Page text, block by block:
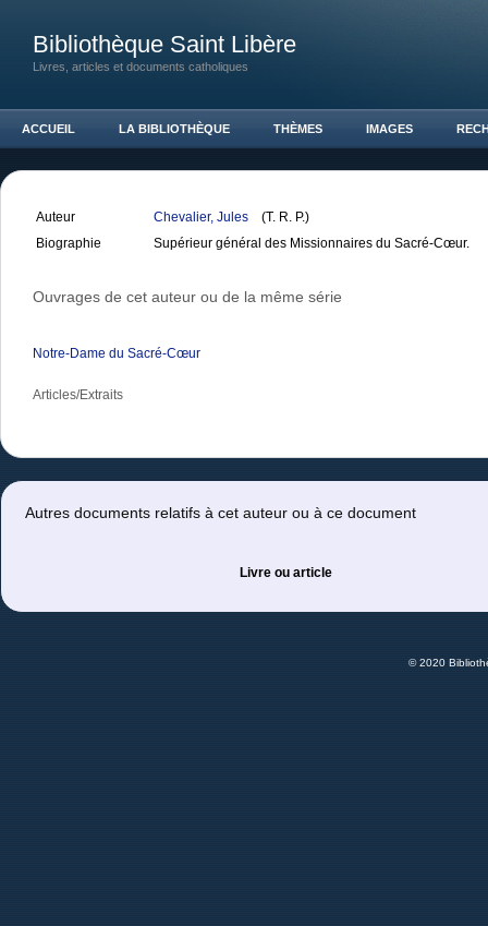
Bibliothèque Saint Libère
Livres, articles et documents catholiques
ACCUEIL LA BIBLIOTHÈQUE THÈMES IMAGES
Auteur Chevalier, Jules
(T. R. P.)
Biographie
Supérieur général des Missionnaires du Sacré-Cœur.
Ouvrages de cet auteur ou de la même série
Notre-Dame du Sacré-Cœur
Articles/Extraits
Autres documents relatifs à cet auteur ou à ce document
Livre ou article
© 2020